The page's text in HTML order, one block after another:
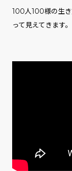
100人100様の生
って見えてきます。